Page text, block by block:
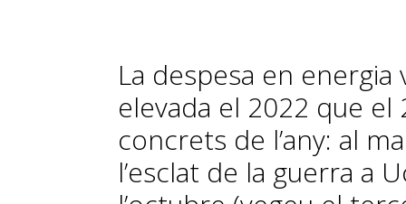
La despesa en
elevada el 2022 que
concrets de l’any: al
l’esclat de la guerra a